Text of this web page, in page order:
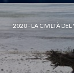
2020 - LA CIVILTÀ